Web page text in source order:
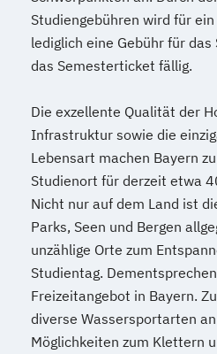
Spanisch Sprachkurs A1
Spanisch Sprachkurs A2
Spanisch Sprachkurs B1
Spanisch Sprachkurs C1
Spanisch Sprachkurs C2
Spezialist*in
Spezialist*in CAD
Simulation
Spezialist*in Controlling
Spezialist*in Embedded
Spezialist*in Industrial
Spezialist*in
Studiengebühren wird für
lediglich eine Gebühr für
das Semesterticket fällig.
Die exzellente Qualität der
Infrastruktur sowie die
Lebensart machen Bayern
Studienort für derzeit etwa
Nicht nur auf dem Land ist
Parks, Seen und Bergen
unzählige Orte zum
Studientag.
Freizeitangebot in Bayern.
diverse Wassersportarten an
Möglichkeiten zum Klettern